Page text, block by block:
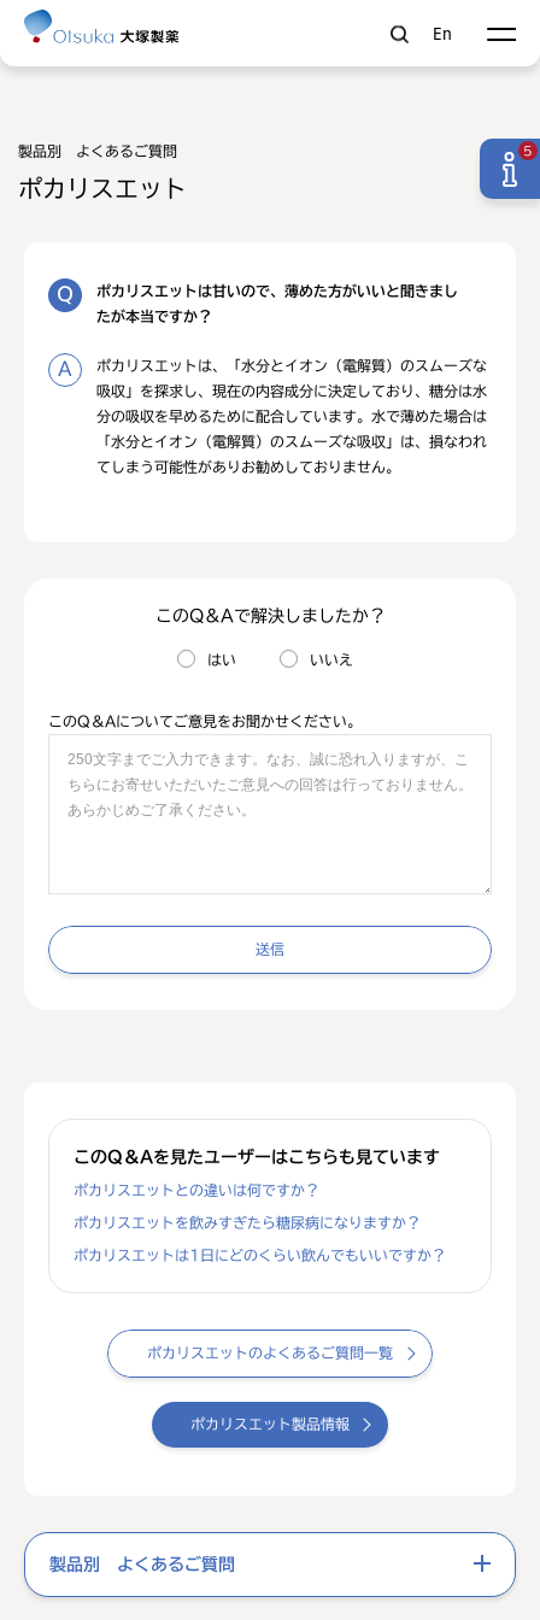
En
製品別 よくあるご質問
ポカリスエット
ポカリスエットは甘いので、薄めた方がいいと聞きまし
たが本当ですか？
ポカリスエットは、「水分とイオン（電解質）のスムーズな
吸収」を探求し、現在の内容成分に決定しており、糖分は水
分の吸収を早めるために配合しています。水で薄めた場合は
「水分とイオン（電解質）のスムーズな吸収」は、損なわれ
てしまう可能性がありお勧めしておりません。
このQ＆Aで解決しましたか？
はい いいえ
このQ＆Aについてご意見をお聞かせください。
送信
このQ＆Aを見たユーザーはこちらも見ています
ポカリスエットとの違いは何ですか？
ポカリスエットを飲みすぎたら糖尿病になりますか？
ポカリスエットは1日にどのくらい飲んでもいいですか？
ポカリスエットのよくあるご質問一覧
ポカリスエット製品情報
製品別 よくあるご質問
5